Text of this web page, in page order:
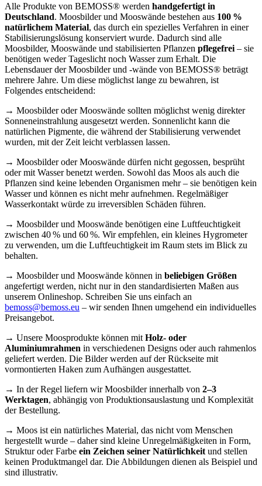
Alle Produkte von BEMOSS® werden handgefertigt in
Deutschland. Moosbilder und Mooswände bestehen aus 100 %
natürlichem Material, das durch ein spezielles Verfahren in einer
Stabilisierungslösung konserviert wurde. Dadurch sind alle
Moosbilder, Mooswände und stabilisierten Pflanzen pflegefrei – sie
benötigen weder Tageslicht noch Wasser zum Erhalt. Die
Lebensdauer der Moosbilder und -wände von BEMOSS® beträgt
mehrere Jahre. Um diese möglichst lange zu bewahren, ist
Folgendes entscheidend:
→ Moosbilder oder Mooswände sollten möglichst wenig direkter
Sonneneinstrahlung ausgesetzt werden. Sonnenlicht kann die
natürlichen Pigmente, die während der Stabilisierung verwendet
wurden, mit der Zeit leicht verblassen lassen.
→ Moosbilder oder Mooswände dürfen nicht gegossen, besprüht
oder mit Wasser benetzt werden. Sowohl das Moos als auch die
Pflanzen sind keine lebenden Organismen mehr – sie benötigen kein
Wasser und können es nicht mehr aufnehmen. Regelmäßiger
Wasserkontakt würde zu irreversiblen Schäden führen.
→ Moosbilder und Mooswände benötigen eine Luftfeuchtigkeit
zwischen 40 % und 60 %. Wir empfehlen, ein kleines Hygrometer
zu verwenden, um die Luftfeuchtigkeit im Raum stets im Blick zu
behalten.
→ Moosbilder und Mooswände können in beliebigen Größen
angefertigt werden, nicht nur in den standardisierten Maßen aus
unserem Onlineshop. Schreiben Sie uns einfach an
bemoss@bemoss.eu – wir senden Ihnen umgehend ein individuelles
Preisangebot.
→ Unsere Moosprodukte können mit Holz- oder
Aluminiumrahmen in verschiedenen Designs oder auch rahmenlos
geliefert werden. Die Bilder werden auf der Rückseite mit
vormontierten Haken zum Aufhängen ausgestattet.
→ In der Regel liefern wir Moosbilder innerhalb von 2–3
Werktagen, abhängig von Produktionsauslastung und Komplexität
der Bestellung.
→ Moos ist ein natürliches Material, das nicht vom Menschen
hergestellt wurde – daher sind kleine Unregelmäßigkeiten in Form,
Struktur oder Farbe ein Zeichen seiner Natürlichkeit und stellen
keinen Produktmangel dar. Die Abbildungen dienen als Beispiel und
sind illustrativ.